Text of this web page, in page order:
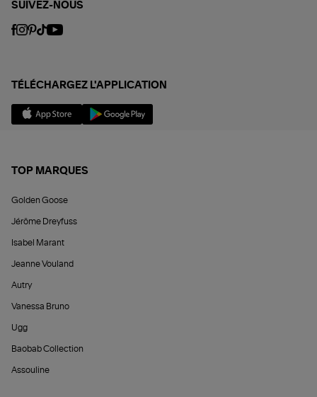
SUIVEZ-NOUS
TÉLÉCHARGEZ L'APPLICATION
TOP MARQUES
Golden Goose
Jérôme Dreyfuss
Isabel Marant
Jeanne Vouland
Autry
Vanessa Bruno
Ugg
Baobab Collection
Assouline